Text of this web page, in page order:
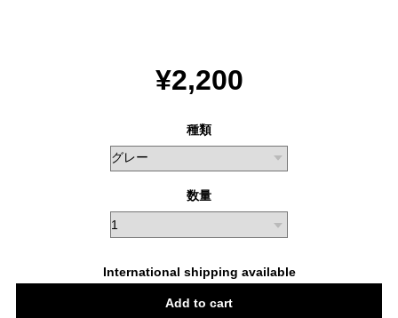
¥2,200
種類
数量
International shipping available
Add to cart